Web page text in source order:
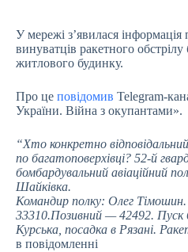
У мережі з’явилася
винуватців ракетного
житлового будинку.
Про це повідомив Telegram-
України. Війна з окупантами».
“Хто конкретно
по багатоповерхівці? 52-й
бомбардувальний авіаційний
Шайківка.
Командир полку: Олег
33310.Позивний — 42492. Пуск
Курська, посадка в Рязані.
в повідомленні